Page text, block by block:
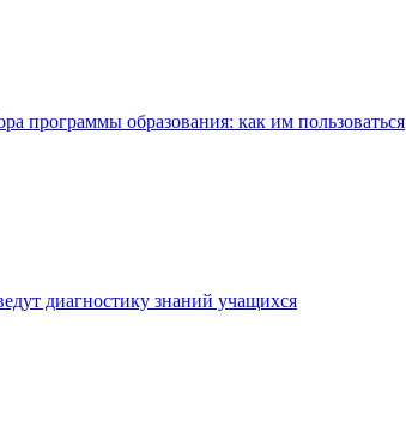
программы образования: как им пользоваться
диагностику знаний учащихся